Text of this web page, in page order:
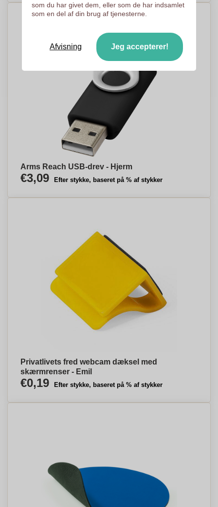
Arms Reach USB-drev - Hjerm
€3,09 Efter stykke, baseret på % af stykker
Privatlivets fred webcam dæksel med
skærmrenser - Emil
€0,19 Efter stykke, baseret på % af stykker
som du har givet dem, eller som de har indsamlet
som en del af din brug af tjenesterne.
Afvisning Jeg accepterer!